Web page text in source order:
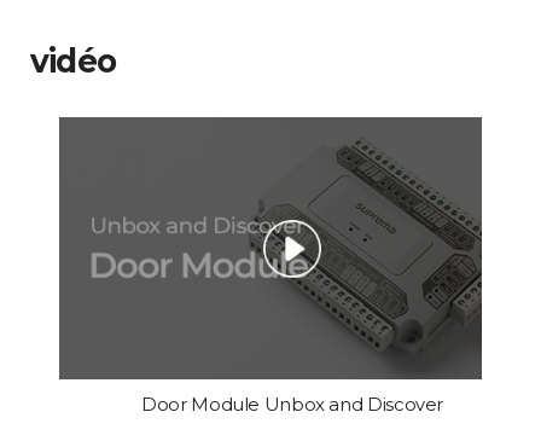
vidéo
Door Module Unbox and Discover